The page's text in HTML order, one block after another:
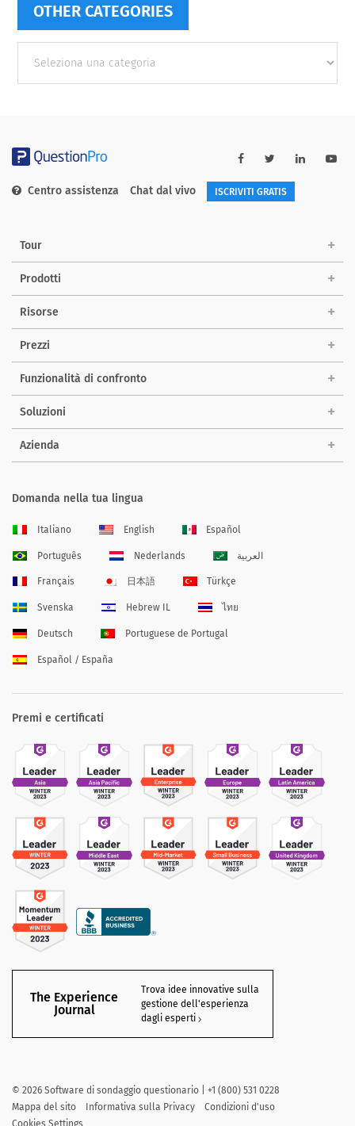
OTHER CATEGORIES
categories
Centro assistenza Chat dal vivo ISCRIVITI GRATIS
Tour
Prodotti
Risorse
Prezzi
Funzionalità di confronto
Soluzioni
Azienda
Domanda nella tua lingua
Italiano English Español
Português Nederlands العربية
Français 日本語 Türkçe
Svenska Hebrew IL ไทย
Deutsch Portuguese de Portugal
Español / España
Premi e certificati
The Experience
Journal
Trova idee innovative sulla
gestione dell'esperienza
dagli esperti
© 2026 Software di sondaggio questionario | +1 (800) 531 0228
Mappa del sito
Informativa sulla Privacy
Condizioni d'uso